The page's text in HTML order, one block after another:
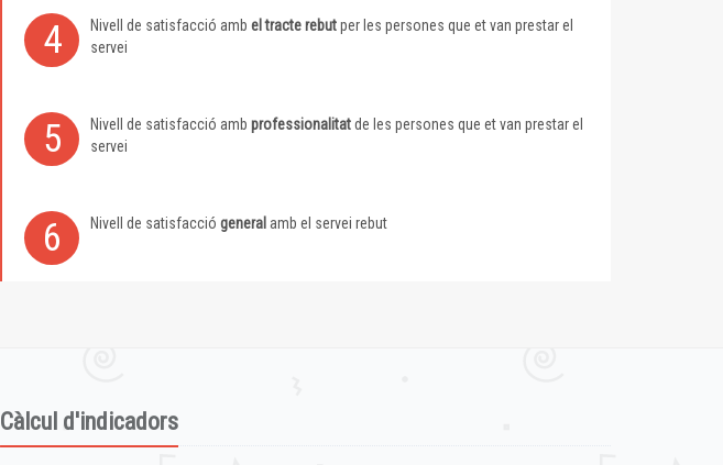
4 Nivell de satisfacció amb el tracte rebutper les persones que et van prestar el
servei
5 Nivell de satisfacció amb professionalitatde les persones que et van prestar el
servei
6 Nivell de satisfacció general amb el servei rebut
Càlcul d'indicadors